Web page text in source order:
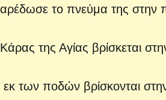
το πνεύμα της
της Αγίας βρίσκεται
των ποδών βρίσκονται